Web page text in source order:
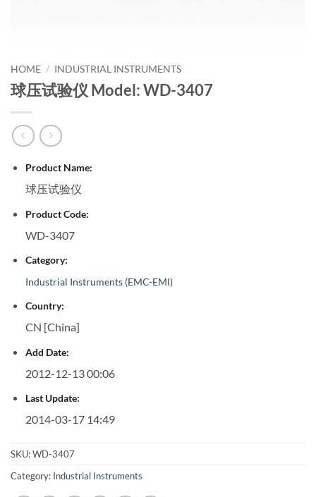
HOME / INDUSTRIAL INSTRUMENTS
球压试验仪 Model: WD-3407
Product Name:
球压试验仪
Product Code:
WD-3407
Category:
Industrial Instruments (EMC-EMI)
Country:
CN [China]
Add Date:
2012-12-13 00:06
Last Update:
2014-03-17 14:49
SKU:WD-3407
Category: Industrial Instruments